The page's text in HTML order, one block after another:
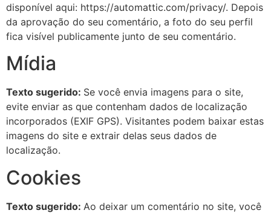
disponível aqui: https://automattic.com/privacy/. Depois
da aprovação do seu comentário, a foto do seu perfil
fica visível publicamente junto de seu comentário.
Mídia
Texto sugerido: Se você envia imagens para o site,
evite enviar as que contenham dados de localização
incorporados (EXIF GPS). Visitantes podem baixar estas
imagens do site e extrair delas seus dados de
localização.
Cookies
Texto sugerido: Ao deixar um comentário no site, você